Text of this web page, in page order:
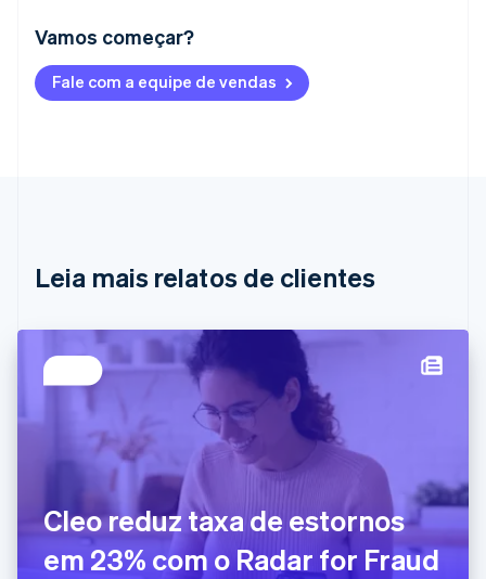
Vamos começar?
Fale com a equipe de vendas
Leia mais relatos de clientes
Cleo reduz taxa de estornos
em 23% com o Radar for Fraud
DeutschEnglish
Austrália
Bulgária
Français
China continental
简体中文
Chipre
Croácia
Italiano
Dinamarca
English
Emirados Árabes Unidos
English